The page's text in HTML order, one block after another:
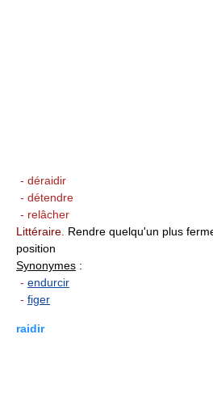
- déraidir
- détendre
- relâcher
Littéraire. Rendre quelqu'un plus
position
Synonymes :
- endurcir
- figer
raidir